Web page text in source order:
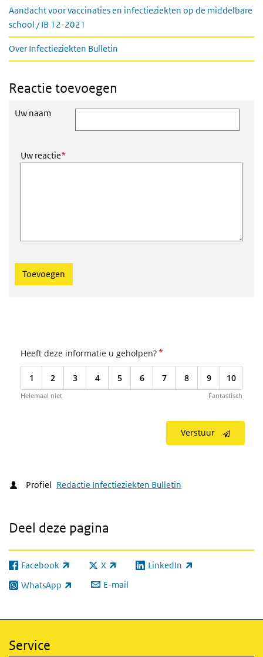
Aandacht voor vaccinaties en infectieziekten op de middelbare
school / IB 12-2021
Over Infectieziekten Bulletin
Reactie toevoegen
Uw naam
Uw reactie*Dit veld is verplicht
Heeft deze informatie u geholpen?*
1 2 3 4 5 6 7 8 9 10
Helemaal niet Fantastisch
Verstuur
Profiel Redactie Infectieziekten Bulletin
Deel deze pagina
Facebook
(externe link) X
(externe link) LinkedIn
(externe link)
WhatsApp
(externe link) E-mail
Service